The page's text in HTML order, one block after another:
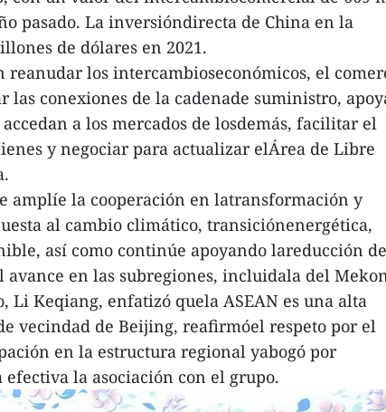
pasado. La inversióndirecta de China en la
de dólares en 2021.
reanudar los intercambioseconómicos, el
las conexiones de la cadenade suministro,
a los mercados de losdemás, facilitar el
y negociar para actualizar elÁrea de Libre
amplíe la cooperación en latransformación y
al cambio climático, transiciónenergética,
así como continúe apoyando lareducción
avance en las subregiones, incluidala del
Keqiang, enfatizó quela ASEAN es una alta
vecindad de Beijing, reafirmóel respeto por el
en la estructura regional yabogó por
la asociación con el grupo.